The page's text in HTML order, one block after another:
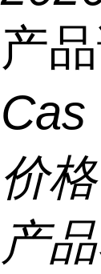
产
Cas
价格
产